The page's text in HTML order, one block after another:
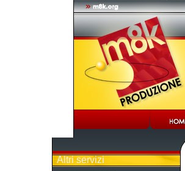
Altri servizi